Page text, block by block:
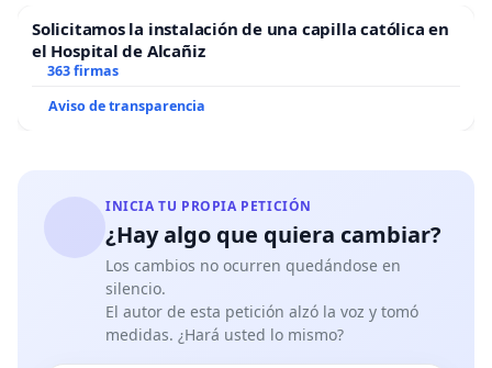
que debería contemplar un Plan Nacional de Alzheimer
y otras Demencias.
son alcanzables a largo plazo, pero creemos que el
imprescindible para disminuir el impacto de estas
enfermedades en nuestro país. Instamos a las
Autoridades a iniciar cuanto antes las acciones que
conduzcan a la realización de un Plan Nacional para el
Alzheimer y otras Demencias: solo así podremos dar a
los pacientes con demencia y sus familias una vida
Solicitamos la instalación de una capilla católica en
el Hospital de Alcañiz
363 firmas
Aviso de transparencia
INICIA TU PROPIA PETICIÓN
¿Hay algo que quiera cambiar?
Los cambios no ocurren quedándose en
silencio.
El autor de esta petición alzó la voz y tomó
medidas. ¿Hará usted lo mismo?